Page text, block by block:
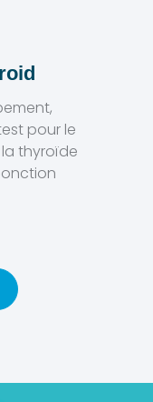
pour le
thyroïde